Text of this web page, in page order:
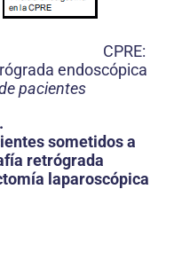
CPRE:
endoscópica
pacientes
sometidos a
retrógrada
laparoscópica